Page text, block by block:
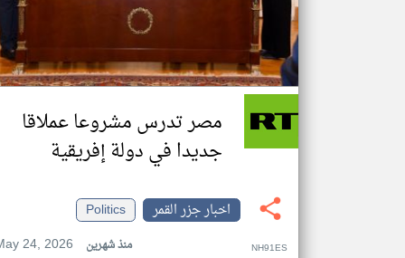
مصر تدرس مشروعا عملاقا
جديدا في دولة إفريقية
اخبار جزر القمر
Politics
24, 2026
منذ شهرين NH91ES